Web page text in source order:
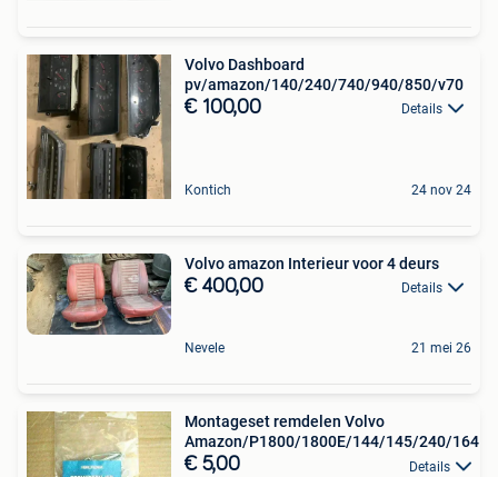
Volvo Dashboard
pv/amazon/140/240/740/940/850/v70
€ 100,00 Details
Kontich 24 nov 24
Volvo amazon Interieur voor 4 deurs
€ 400,00 Details
Nevele 21 mei 26
Montageset remdelen Volvo
Amazon/P1800/1800E/144/145/240/164
€ 5,00 Details